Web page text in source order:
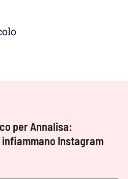
per Annalisa:
Instagram